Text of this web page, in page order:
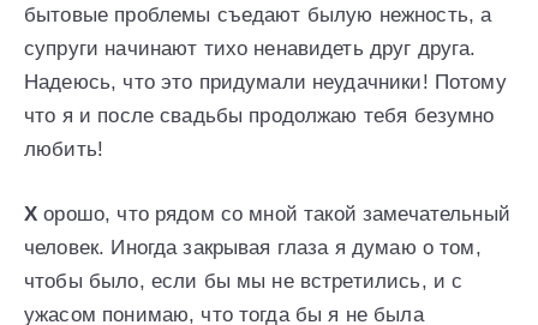
бытовые проблемы съедают былую нежность, а
супруги начинают тихо ненавидеть друг друга.
Надеюсь, что это придумали неудачники! Потому
что я и после свадьбы продолжаю тебя безумно
любить!
Х орошо, что рядом со мной такой замечательный
человек. Иногда закрывая глаза я думаю о том,
чтобы было, если бы мы не встретились, и с
ужасом понимаю, что тогда бы я не была